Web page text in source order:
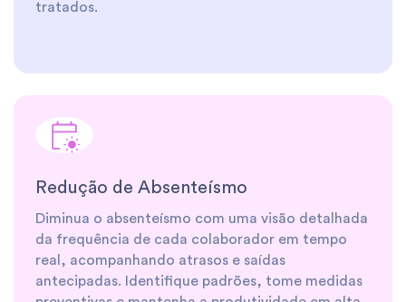
tratados.
Redução de Absenteísmo
Diminua o absenteísmo com uma visão detalhada
da frequência de cada colaborador em tempo
real, acompanhando atrasos e saídas
antecipadas. Identifique padrões, tome medidas